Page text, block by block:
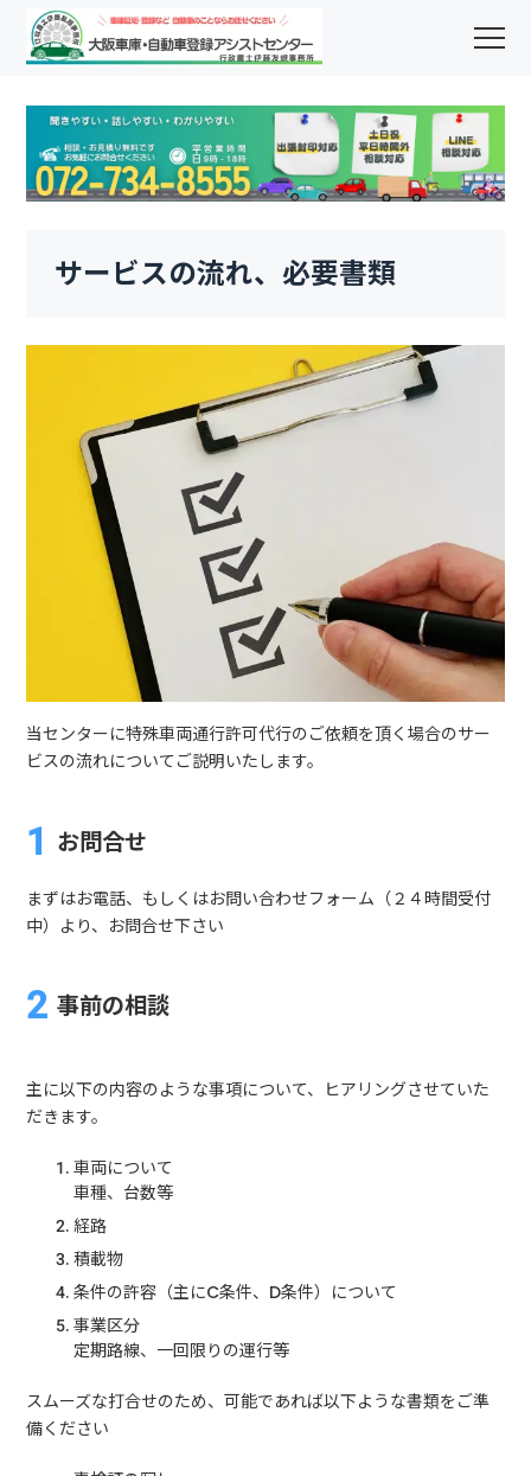
サービスの流れ、必要書類
当センターに特殊車両通行許可代行のご依頼を頂く場合のサー
ビスの流れについてご説明いたします。
お問合せ
まずはお電話、もしくはお問い合わせフォーム（２４時間受付
中）より、お問合せ下さい
事前の相談
主に以下の内容のような事項について、ヒアリングさせていた
だきます。
車両について
車種、台数等
経路
積載物
条件の許容（主にC条件、D条件）について
事業区分
定期路線、一回限りの運行等
スムーズな打合せのため、可能であれば以下ような書類をご準
備ください